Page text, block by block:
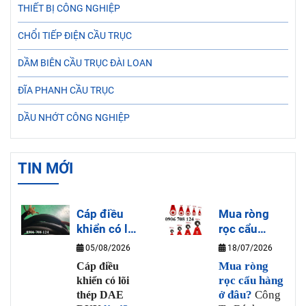
THIẾT BỊ CÔNG NGHIỆP
CHỔI TIẾP ĐIỆN CẦU TRỤC
DẦM BIÊN CẦU TRỤC ĐÀI LOAN
ĐĨA PHANH CẦU TRỤC
DẦU NHỚT CÔNG NGHIỆP
TIN MỚI
Cáp điều
khiển có lõi
thép DAE
DUK là gì?
05/08/2026
Cáp điều
khiển có lõi
thép DAE
Mua ròng
rọc cẩu
hàng ở đâu?
18/07/2026
Mua ròng
rọc cẩu hàng
ở đâu? Công